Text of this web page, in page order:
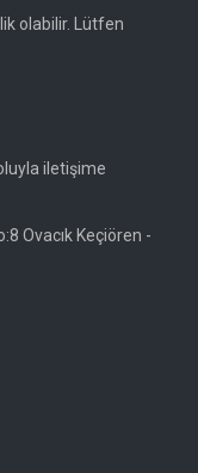
olabilir. Lütfen
iletişime
Ovacık Keçiören -